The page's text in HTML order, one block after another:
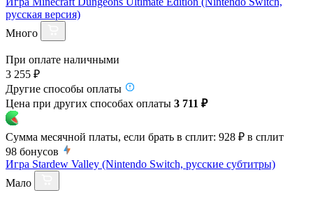
русская версия)
Много
При оплате наличными
3 255 ₽
Другие способы оплаты
Цена при других способах оплаты 3 711 ₽
Сумма месячной платы, если брать в сплит: 928 ₽ в сплит
98 бонусов
Игра Stardew Valley (Nintendo Switch, русские субтитры)
Мало